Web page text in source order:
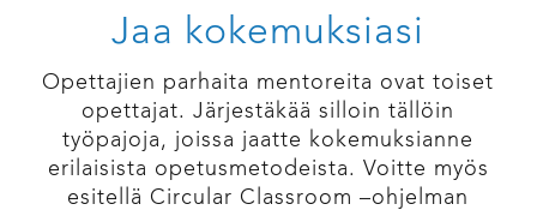
Jaa kokemuksiasi
Opettajien parhaita mentoreita ovat toiset
opettajat. Järjestäkää silloin tällöin
työpajoja, joissa jaatte kokemuksianne
erilaisista opetusmetodeista. Voitte myös
esitellä Circular Classroom –ohjelman